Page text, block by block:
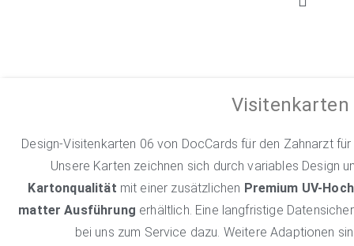
Visitenkarten
Design-Visitenkarten 06 von DocCards für den Zahnarzt
Unsere Karten zeichnen sich durch variables Design
Kartonqualität mit einer zusätzlichen Premium UV-
matter Ausführung erhältlich. Eine langfristige
bei uns zum Service dazu. Weitere Adaptionen